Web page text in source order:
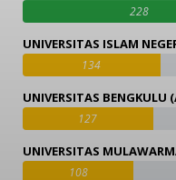
228
UNIVERSITAS ISLAM
134
UNIVERSITAS BENGKULU
127
UNIVERSITAS
108